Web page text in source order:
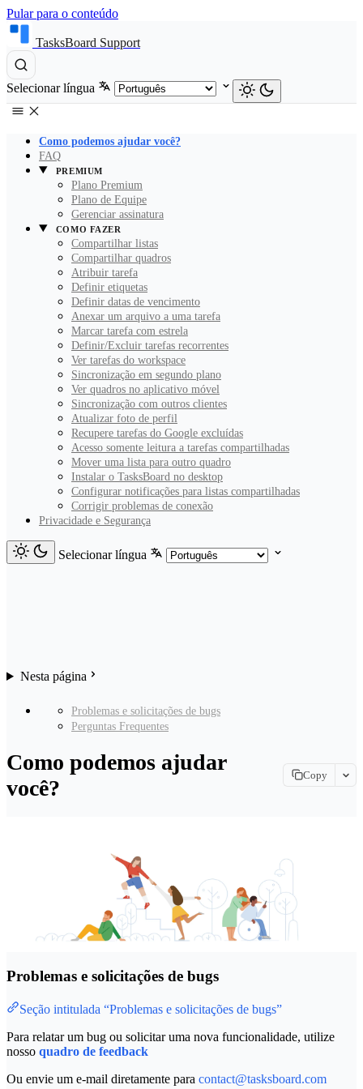
Pular para o conteúdo
TasksBoard Support
Selecionar língua
Como podemos ajudar você?
FAQ
PREMIUM
Plano Premium
Plano de Equipe
Gerenciar assinatura
COMO FAZER
Compartilhar listas
Compartilhar quadros
Atribuir tarefa
Definir etiquetas
Definir datas de vencimento
Anexar um arquivo a uma tarefa
Marcar tarefa com estrela
Definir/Excluir tarefas recorrentes
Ver tarefas do workspace
Sincronização em segundo plano
Ver quadros no aplicativo móvel
Sincronização com outros clientes
Atualizar foto de perfil
Recupere tarefas do Google excluídas
Acesso somente leitura a tarefas compartilhadas
Mover uma lista para outro quadro
Instalar o TasksBoard no desktop
Configurar notificações para listas compartilhadas
Corrigir problemas de conexão
Privacidade e Segurança
Selecionar língua
Nesta página
Problemas e solicitações de bugs
Perguntas Frequentes
Como podemos ajudar
você?
Copy
Open in ChatGPT
Ask ChatGPT about this page
Open in Claude
Problemas e solicitações de bugs
Seção intitulada “Problemas e solicitações de bugs”
Para relatar um bug ou solicitar uma nova funcionalidade, utilize
nosso quadro de feedback
Ou envie um e-mail diretamente para contact@tasksboard.com